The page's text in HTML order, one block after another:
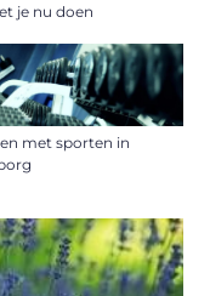
je nu doen
met sporten in